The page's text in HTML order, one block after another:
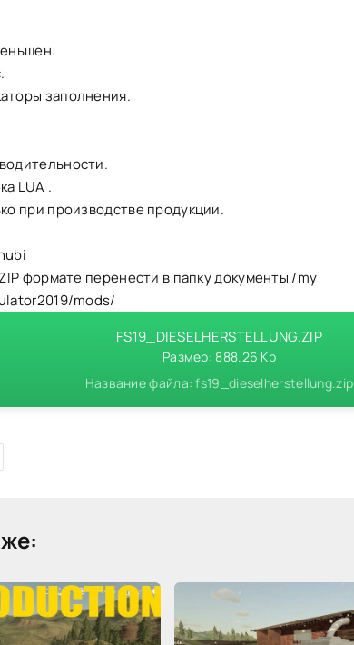
заполнения.
LUA .
при производстве продукции.
формате перенести в папку документы /my
mods/
FS19_DIESELHERSTELLUNG.ZIP
Размер: 888.26 Kb
Название файла: fs19_dieselherstellung.zip